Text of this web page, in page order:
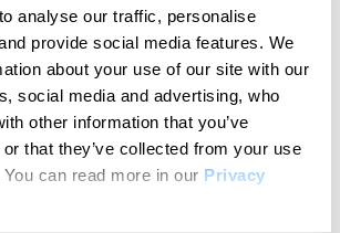
analyse our traffic, personalise
provide social media features. We
about your use of our site with our
social media and advertising, who
other information that you’ve
that they’ve collected from your use
You can read more in our Privacy
Lukášková